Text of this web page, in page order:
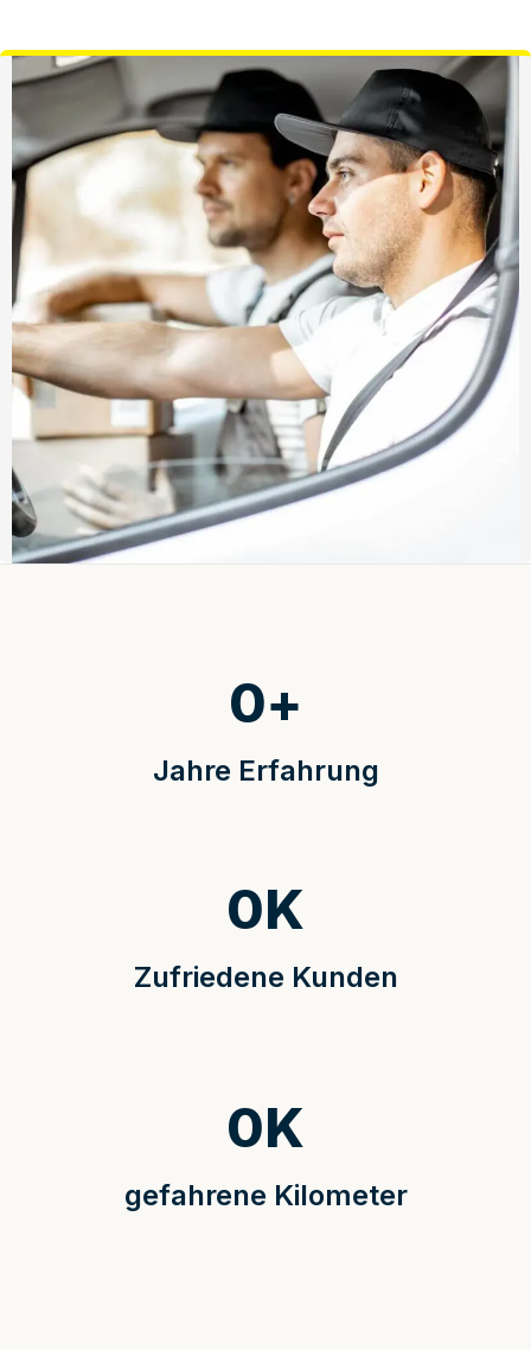
Jahre Erfahrung
0+
Zufriedene Kunden
0K
gefahrene Kilometer
0K